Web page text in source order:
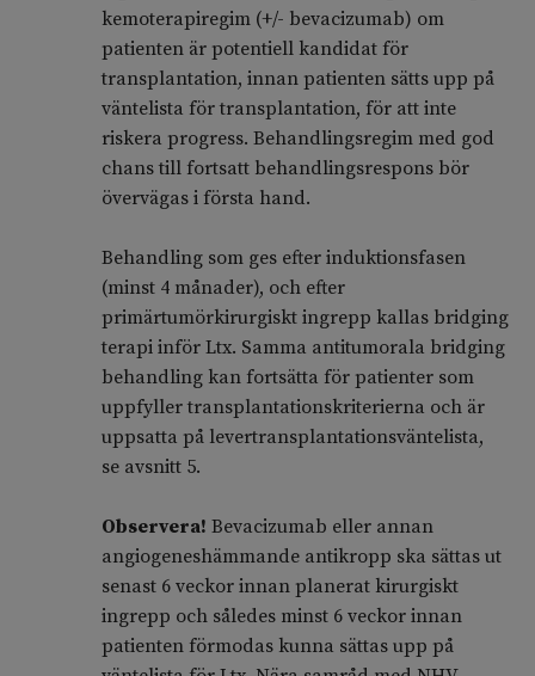
kemoterapiregim (+/- bevacizumab) om
patienten är potentiell kandidat för
transplantation, innan patienten sätts upp på
väntelista för transplantation, för att inte
riskera progress. Behandlingsregim med god
chans till fortsatt behandlingsrespons bör
övervägas i första hand.
Behandling som ges efter induktionsfasen
(minst 4 månader), och efter
primärtumörkirurgiskt ingrepp kallas bridging
terapi inför Ltx. Samma antitumorala bridging
behandling kan fortsätta för patienter som
uppfyller transplantationskriterierna och är
uppsatta på levertransplantationsväntelista,
se avsnitt 5.
Observera! Bevacizumab eller annan
angiogeneshämmande antikropp ska sättas ut
senast 6 veckor innan planerat kirurgiskt
ingrepp och således minst 6 veckor innan
patienten förmodas kunna sättas upp på